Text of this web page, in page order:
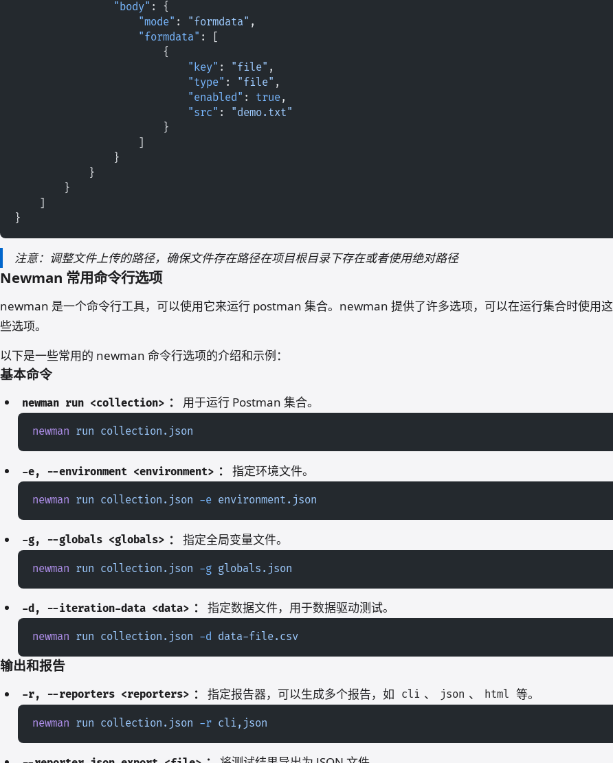
                "body"
: {
                    "mode"
: "formdata" ,
                    "formdata"
: [
                        {
                            "key"
: "file" ,
                            "type"
: "file" ,
                            "enabled"
: true,
                            "src"
: "demo.txt"
                        }
                    ]
                }
            }
        }
    ]
}
注意：调整文件上传的路径，确保文件存在路径在项目根目录下存在或者使用绝对路径
Newman 常用命令行选项
newman 是一个命令行工具，可以使用它来运行 postman 集合。newman 提供了许多选项，可以在运行集合时使用这
些选项。
以下是一些常用的 newman 命令行选项的介绍和示例：
基本命令
newman run <collection> ： 用于运行 Postman 集合。
newman run collection.json
-e, --environment <environment> ： 指定环境文件。
newman run collection.json -e environment.json
-g, --globals <globals> ： 指定全局变量文件。
newman run collection.json -g globals.json
-d, --iteration-data <data> ： 指定数据文件，用于数据驱动测试。
newman run collection.json -d data-file.csv
输出和报告
-r, --reporters <reporters> ： 指定报告器，可以生成多个报告，如 cli 、 json 、 html 等。
newman run collection.json -r cli,json